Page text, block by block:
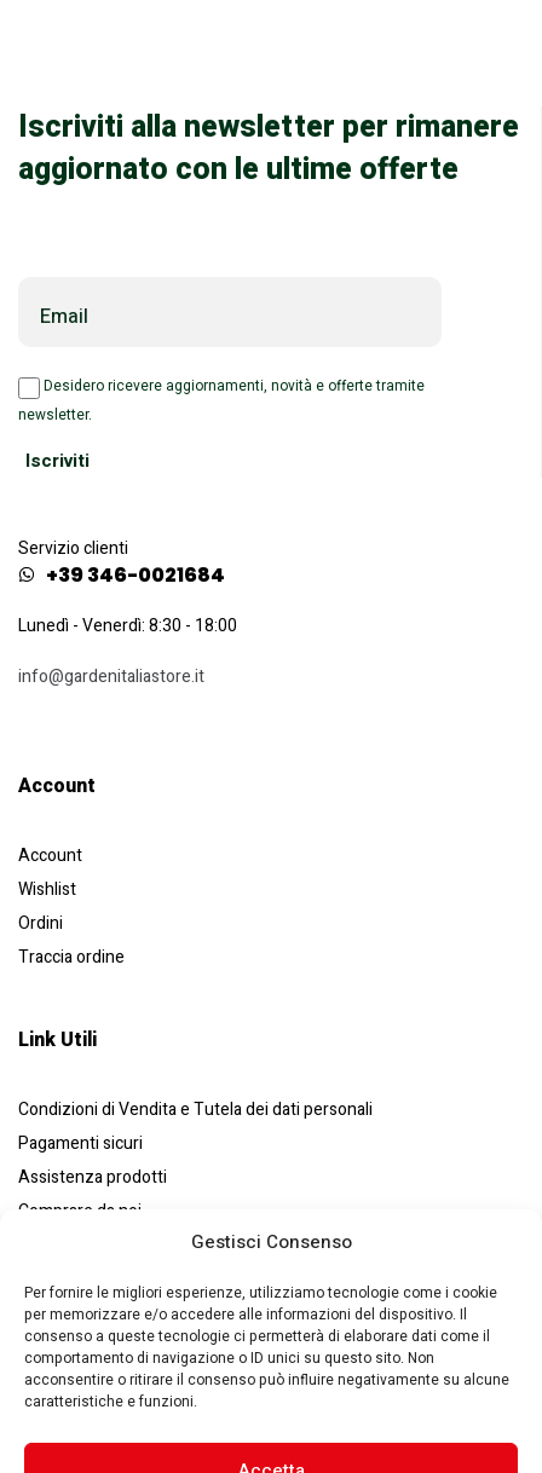
Gestisci Consenso
Per fornire le migliori esperienze, utilizziamo tecnologie come i cookie
per memorizzare e/o accedere alle informazioni del dispositivo. Il
consenso a queste tecnologie ci permetterà di elaborare dati come il
comportamento di navigazione o ID unici su questo sito. Non
acconsentire o ritirare il consenso può influire negativamente su alcune
caratteristiche e funzioni.
Iscriviti alla newsletter per rimanere
aggiornato con le ultime offerte
Email
Desidero ricevere aggiornamenti, novità e offerte tramite
newsletter.
Servizio clienti
+39 346-0021684
Lunedì - Venerdì: 8:30 - 18:00
info@gardenitaliastore.it
Account​
Account
Wishlist
Ordini
Traccia ordine
Link Utili
Condizioni di Vendita e Tutela dei dati personali
Pagamenti sicuri
Assistenza prodotti
Comprare da noi
Eurosystems S.p.A. © – P. IVA : 00270140353 – Via Zaccarini, 8
Privacy Policy–Cookie Policy